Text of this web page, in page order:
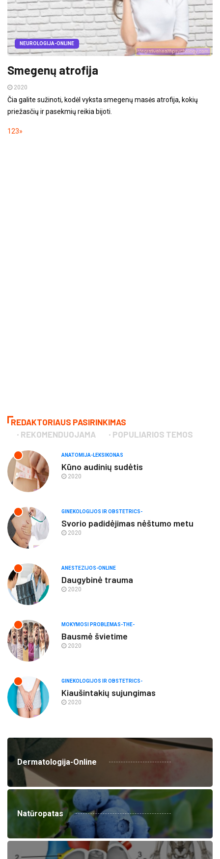
NEUROLOGIJA-ONLINE
Smegenų atrofija
2020
Čia galite sužinoti, kodėl vyksta smegenų masės atrofija, kokių
priežasčių ir pasekmių reikia bijoti.
123»
REDAKTORIAUS PASIRINKIMAS
REKOMENDUOJAMA
POPULIARIOS TEMOS
ANATOMIJA-LEKSIKONAS
Kūno audinių sudėtis
2020
GINEKOLOGIJOS IR OBSTETRICS-
Svorio padidėjimas nėštumo metu
2020
ANESTEZIJOS-ONLINE
Daugybinė trauma
2020
MOKYMOSI PROBLEMAS-THE-
Bausmė švietime
2020
GINEKOLOGIJOS IR OBSTETRICS-
Kiaušintakių sujungimas
2020
Dermatologija-Online
Natūropatas